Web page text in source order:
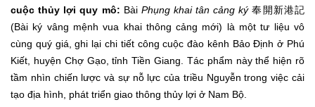
cuộc thủy lợi quy mô: Bài Phụng khai tân cảng ký奉開新港記
(Bài ký vâng mệnh vua khai thông cảng mới) là một tư liệu vô
cùng quý giá, ghi lại chi tiết công cuộc đào kênh Bảo Định ở Phú
Kiết, huyện Chợ Gạo, tỉnh Tiền Giang. Tác phẩm này thể hiện rõ
tầm nhìn chiến lược và sự nỗ lực của triều Nguyễn trong việc cải
tạo địa hình, phát triển giao thông thủy lợi ở Nam Bộ.